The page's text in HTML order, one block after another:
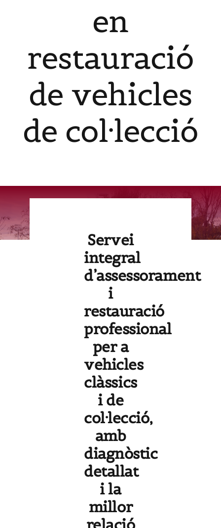
Català
en
restauració
de vehicles
de col·lecció
Servei
integral
d’assessorament
i
restauració
professional
per a
vehicles
clàssics
i de
col·lecció,
amb
diagnòstic
detallat
i la
millor